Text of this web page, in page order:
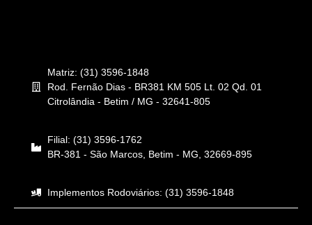
Matriz: (31) 3596-1848
Rod. Fernão Dias - BR381 KM 505 Lt. 02 Qd. 01
Citrolândia - Betim / MG - 32641-805
Filial: (31) 3596-1762
BR-381 - São Marcos, Betim - MG, 32669-895
Implementos Rodoviários: (31) 3596-1848